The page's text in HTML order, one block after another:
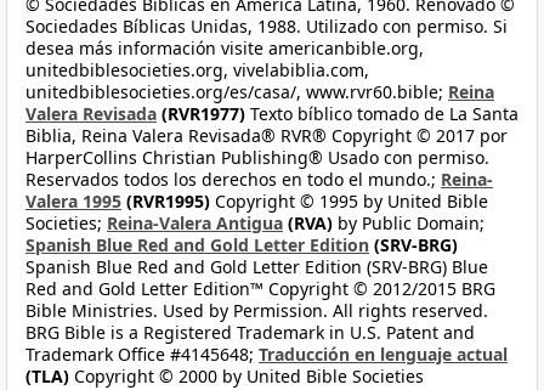
Sociedades Bíblicas Unidas, 1988. Utilizado con permiso. Si
desea más información visite americanbible.org,
unitedbiblesocieties.org, vivelabiblia.com,
unitedbiblesocieties.org/es/casa/, www.rvr60.bible; Reina
Valera Revisada (RVR1977) Texto bíblico tomado de La Santa
Biblia, Reina Valera Revisada® RVR® Copyright © 2017 por
HarperCollins Christian Publishing® Usado con permiso.
Reservados todos los derechos en todo el mundo.; Reina-
Valera 1995 (RVR1995) Copyright © 1995 by United Bible
Societies; Reina-Valera Antigua (RVA) by Public Domain;
Spanish Blue Red and Gold Letter Edition (SRV-BRG)
Spanish Blue Red and Gold Letter Edition (SRV-BRG) Blue
Red and Gold Letter Edition™ Copyright © 2012/2015 BRG
Bible Ministries. Used by Permission. All rights reserved.
BRG Bible is a Registered Trademark in U.S. Patent and
Trademark Office #4145648; Traducción en lenguaje actual
(TLA) Copyright © 2000 by United Bible Societies